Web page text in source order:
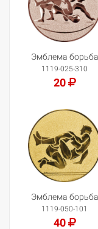
Эмблема борьба
1119-025-310
20
Добавить в
Эмблема борьба
1119-050-101
40